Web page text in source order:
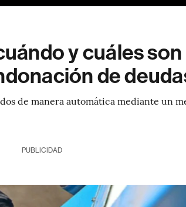
y cuáles
de
de manera automática mediante un
PUBLICIDAD